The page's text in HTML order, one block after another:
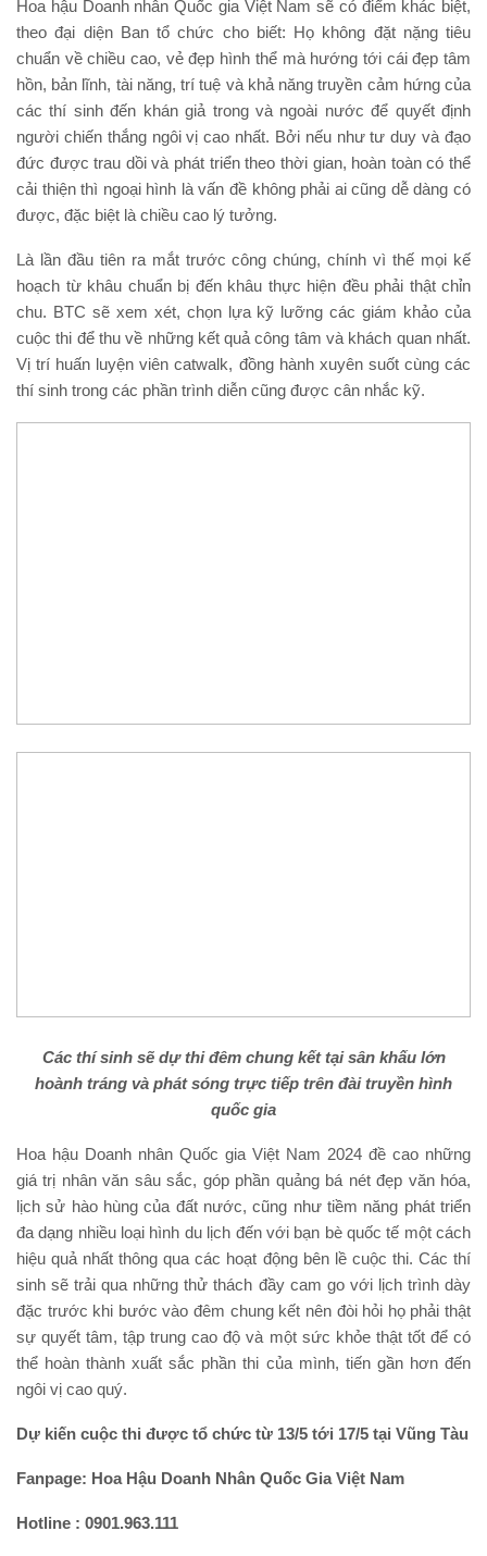
Hoa hậu Doanh nhân Quốc gia Việt Nam sẽ có điểm khác biệt,
theo đại diện Ban tổ chức cho biết: Họ không đặt nặng tiêu
chuẩn về chiều cao, vẻ đẹp hình thể mà hướng tới cái đẹp tâm
hồn, bản lĩnh, tài năng, trí tuệ và khả năng truyền cảm hứng của
các thí sinh đến khán giả trong và ngoài nước để quyết định
người chiến thắng ngôi vị cao nhất. Bởi nếu như tư duy và đạo
đức được trau dồi và phát triển theo thời gian, hoàn toàn có thể
cải thiện thì ngoại hình là vấn đề không phải ai cũng dễ dàng có
được, đặc biệt là chiều cao lý tưởng.
Là lần đầu tiên ra mắt trước công chúng, chính vì thế mọi kế
hoạch từ khâu chuẩn bị đến khâu thực hiện đều phải thật chỉn
chu. BTC sẽ xem xét, chọn lựa kỹ lưỡng các giám khảo của
cuộc thi để thu về những kết quả công tâm và khách quan nhất.
Vị trí huấn luyện viên catwalk, đồng hành xuyên suốt cùng các
thí sinh trong các phần trình diễn cũng được cân nhắc kỹ.
Các thí sinh sẽ dự thi đêm chung kết tại sân khấu lớn
hoành tráng và phát sóng trực tiếp trên đài truyền hình
quốc gia
Hoa hậu Doanh nhân Quốc gia Việt Nam 2024 đề cao những
giá trị nhân văn sâu sắc, góp phần quảng bá nét đẹp văn hóa,
lịch sử hào hùng của đất nước, cũng như tiềm năng phát triển
đa dạng nhiều loại hình du lịch đến với bạn bè quốc tế một cách
hiệu quả nhất thông qua các hoạt động bên lề cuộc thi. Các thí
sinh sẽ trải qua những thử thách đầy cam go với lịch trình dày
đặc trước khi bước vào đêm chung kết nên đòi hỏi họ phải thật
sự quyết tâm, tập trung cao độ và một sức khỏe thật tốt để có
thể hoàn thành xuất sắc phần thi của mình, tiến gần hơn đến
ngôi vị cao quý.
Dự kiến cuộc thi được tổ chức từ 13/5 tới 17/5 tại Vũng Tàu
Fanpage: Hoa Hậu Doanh Nhân Quốc Gia Việt Nam
Hotline : 0901.963.111